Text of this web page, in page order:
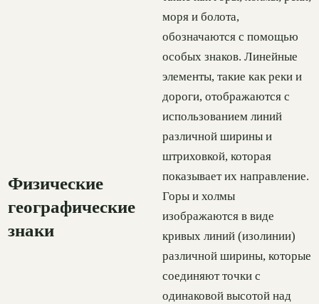
Физические
географические
знаки
моря и болота,
обозначаются с помощью
особых знаков. Линейные
элементы, такие как реки и
дороги, отображаются с
использованием линий
различной ширины и
штриховкой, которая
показывает их направление.
Горы и холмы
изображаются в виде
кривых линий (изолинии)
различной ширины, которые
соединяют точки с
одинаковой высотой над